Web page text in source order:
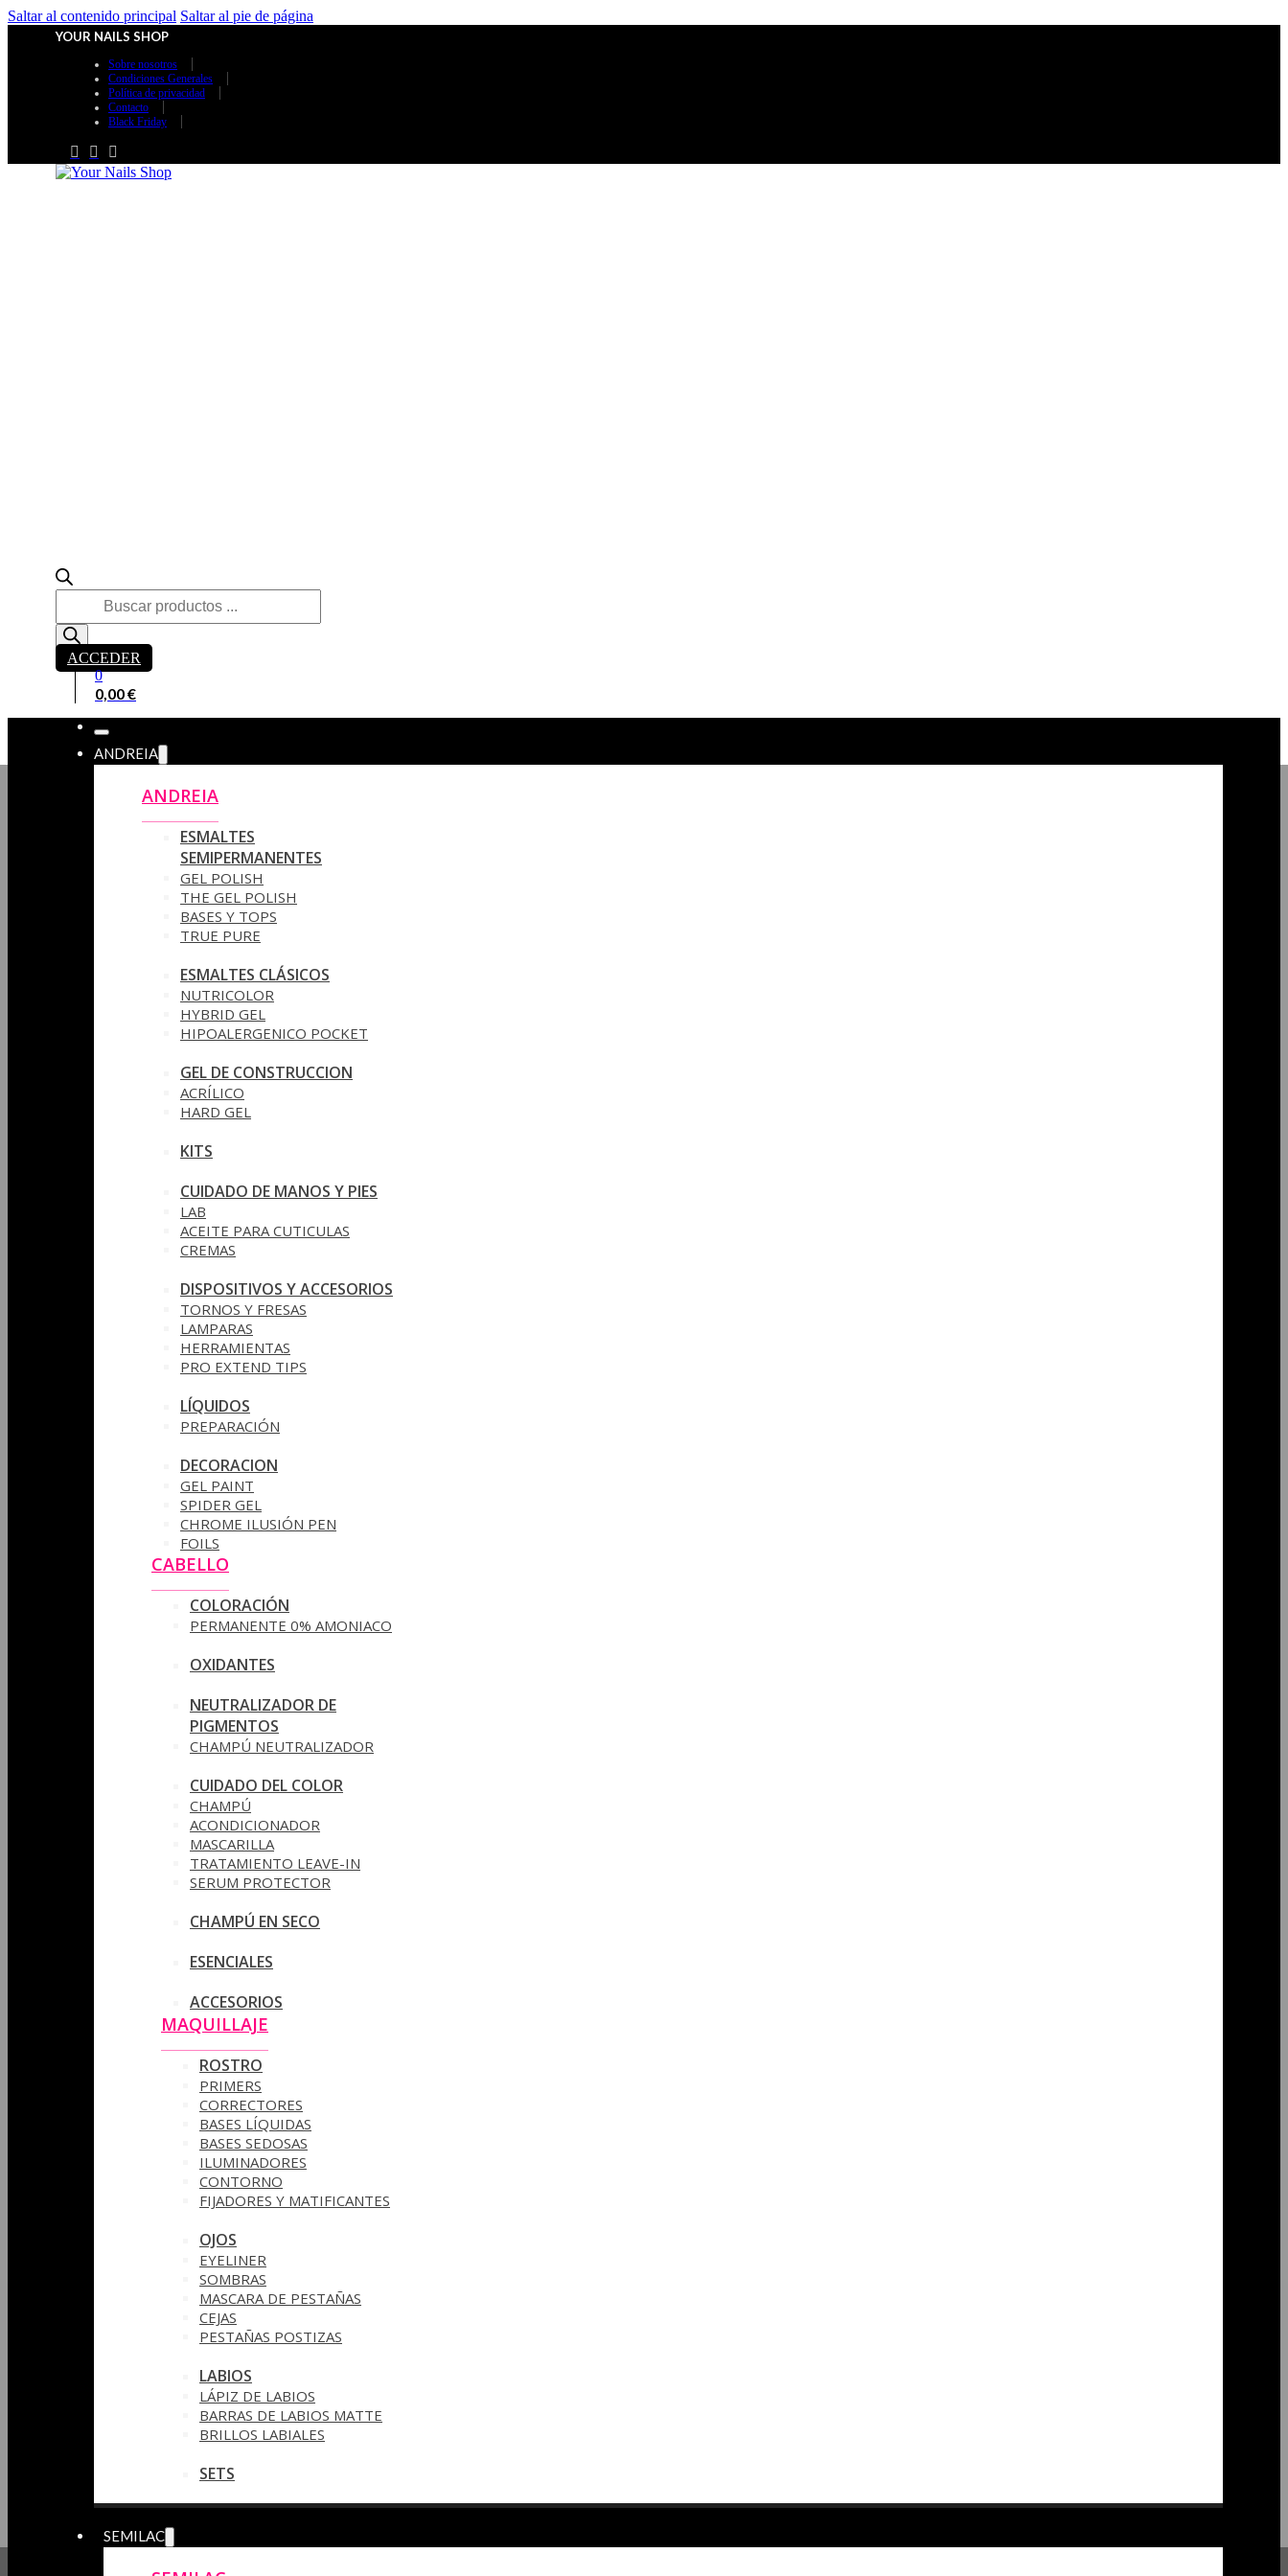
Saltar al contenido principal Saltar al pie de página
YOUR NAILS SHOP
Sobre nosotros
Condiciones Generales
Política de privacidad
Contacto
Black Friday
Búsqueda
productos
ACCEDER
0
0,00€
ANDREIA
ANDREIA
ESMALTES
SEMIPERMANENTES
GEL POLISH
THE GEL POLISH
BASES Y‎ TOPS
TRUE PURE
ESMALTES CLÁSICOS
NUTRICOLOR
HYBRID GEL
HIPOALERGENICO POCKET
GEL DE CONSTRUCCION
ACRÍLICO
HARD GEL
KITS
CUIDADO DE MANOS Y PIES
LAB
ACEITE PARA CUTICULAS
CREMAS
DISPOSITIVOS Y ACCESORIOS
TORNOS Y FRESAS
LAMPARAS
HERRAMIENTAS
PRO EXTEND TIPS
LÍQUIDOS
PREPARACIÓN
DECORACION
GEL PAINT
SPIDER GEL
CHROME ILUSIÓN PEN
FOILS
CABELLO
COLORACIÓN
PERMANENTE 0% AMONIACO
OXIDANTES
NEUTRALIZADOR DE
PIGMENTOS
CHAMPÚ NEUTRALIZADOR
CUIDADO DEL COLOR
CHAMPÚ
ACONDICIONADOR
MASCARILLA
TRATAMIENTO LEAVE-IN
SERUM PROTECTOR
CHAMPÚ EN SECO
ESENCIALES
ACCESORIOS
MAQUILLAJE
ROSTRO
PRIMERS
CORRECTORES
BASES LÍQUIDAS
BASES SEDOSAS
ILUMINADORES
CONTORNO
FIJADORES Y MATIFICANTES
OJOS
EYELINER
SOMBRAS
MASCARA DE PESTAÑAS
CEJAS
PESTAÑAS POSTIZAS
LABIOS
LÁPIZ DE LABIOS
BARRAS DE LABIOS MATTE
BRILLOS LABIALES
SETS
SEMILAC